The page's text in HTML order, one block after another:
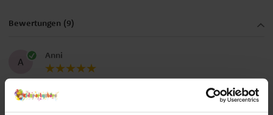
Bewertungen (9)
A
Anni
Ich bin total begeistert. Echt ein cooles Set!